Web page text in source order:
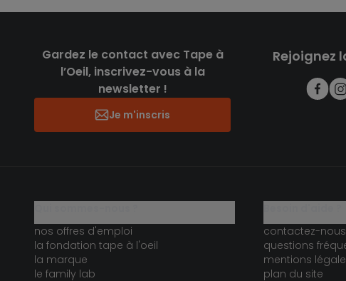
Gardez le contact avec Tape à
l’Oeil, inscrivez-vous à la
newsletter !
Je m'inscris
Rejoignez
nos offres d'emploi
la fondation tape à l'oeil
la marque
le family lab
contactez-nous
questions
mentions
plan du site